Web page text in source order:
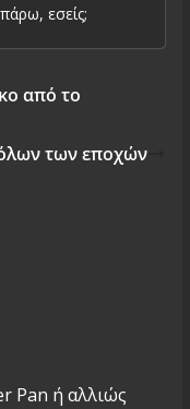
εσείς;
από το
των εποχών
Pan ή αλλιώς